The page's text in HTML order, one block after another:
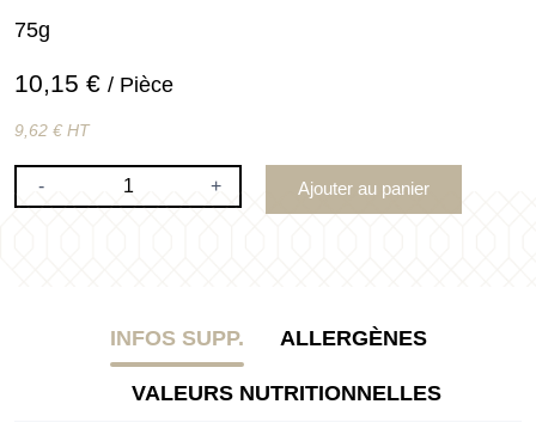
75g
10,15 € / Pièce
9,62 € HT
- + Ajouter au panier
INFOS SUPP. ALLERGÈNES
VALEURS NUTRITIONNELLES